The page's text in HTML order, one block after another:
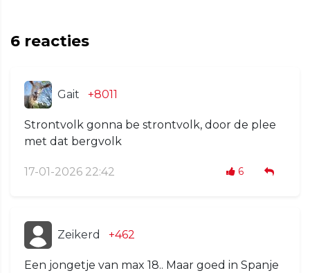
6 reacties
Gait +8011
Strontvolk gonna be strontvolk, door de plee
met dat bergvolk
17-01-2026 22:42 6
Zeikerd +462
Een jongetje van max 18.. Maar goed in Spanje